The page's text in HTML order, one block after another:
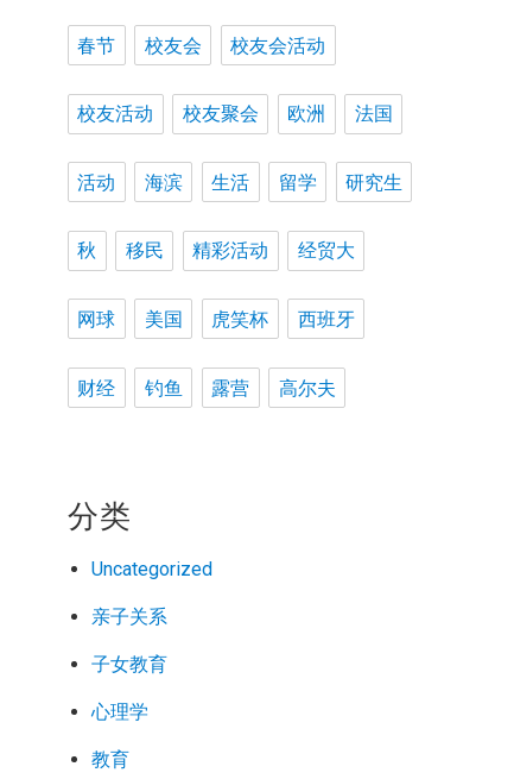
春节 校友会 校友会活动
校友活动 校友聚会 欧洲 法国
活动 海滨 生活 留学 研究生
秋 移民 精彩活动 经贸大
网球 美国 虎笑杯 西班牙
财经 钓鱼 露营 高尔夫
分类
Uncategorized
亲子关系
子女教育
心理学
教育